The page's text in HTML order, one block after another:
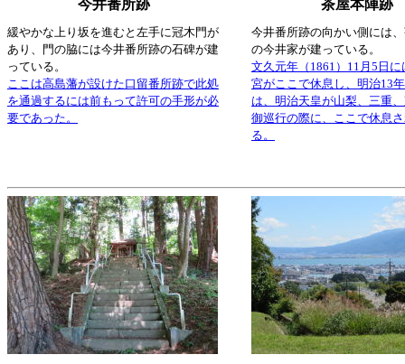
今井番所跡 茶屋本陣跡
緩やかな上り坂を進むと左手に冠木門が
あり、門の脇には今井番所跡の石碑が建
っている。
ここは高島藩が設けた口留番所跡で此処
を通過するには前もって許可の手形が必
要であった。
今井番所跡の向かい側には
の今井家が建っている。
文久元年（1861）11月5日
宮がここで休息し、明治13
は、明治天皇が山梨、三重
御巡行の際に、ここで休息
る。